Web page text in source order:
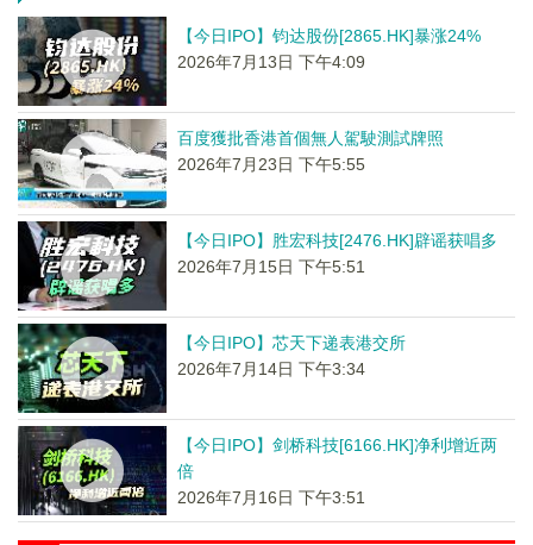
【今日IPO】钧达股份[2865.HK]暴涨24%
2026年7月13日 下午4:09
百度獲批香港首個無人駕駛測試牌照
2026年7月23日 下午5:55
【今日IPO】胜宏科技[2476.HK]辟谣获唱多
2026年7月15日 下午5:51
【今日IPO】芯天下递表港交所
2026年7月14日 下午3:34
【今日IPO】剑桥科技[6166.HK]净利增近两
倍
2026年7月16日 下午3:51